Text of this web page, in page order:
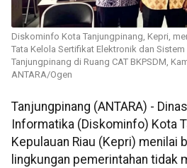
Diskominfo Kota Tanjungpinang, Kepri,
Tata Kelola Sertifikat Elektronik dan
Tanjungpinang di Ruang CAT BKPSDM,
ANTARA/Ogen
Tanjungpinang (ANTARA) -
Informatika (Diskominfo) Kota
Kepulauan Riau (Kepri) menilai
lingkungan pemerintahan tidak